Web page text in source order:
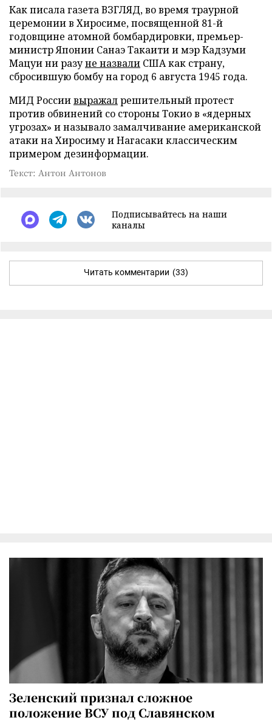
Как писала газета ВЗГЛЯД, во время траурной
церемонии в Хиросиме, посвященной 81-й
годовщине атомной бомбардировки, премьер-
министр Японии Санаэ Такаити и мэр Кадзуми
Мацуи ни разуне назвали США как страну,
сбросившую бомбу на город 6 августа 1945 года.
МИД Россиивыражалрешительный протест
против обвинений со стороны Токио в «ядерных
угрозах» и называло замалчивание американской
атаки на Хиросиму и Нагасаки классическим
примером дезинформации.
Текст: Антон Антонов
Подписывайтесь на наши
каналы
Читать комментарии (33)
Зеленский признал сложное
положение ВСУ под Славянском